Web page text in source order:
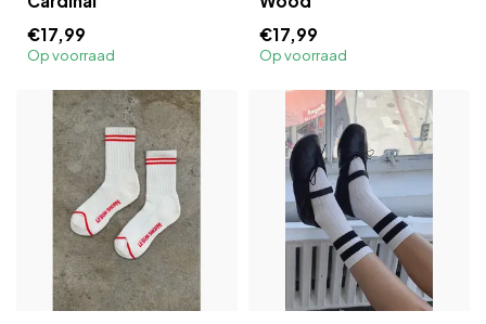
€17,99
Op voorraad
€17,99
Op voorraad